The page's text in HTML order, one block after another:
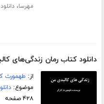
مهرسا،
دانلود کتاب رمان زندگی‌های
از: طهمورث
موضوع:
۴۲۸ صفحه